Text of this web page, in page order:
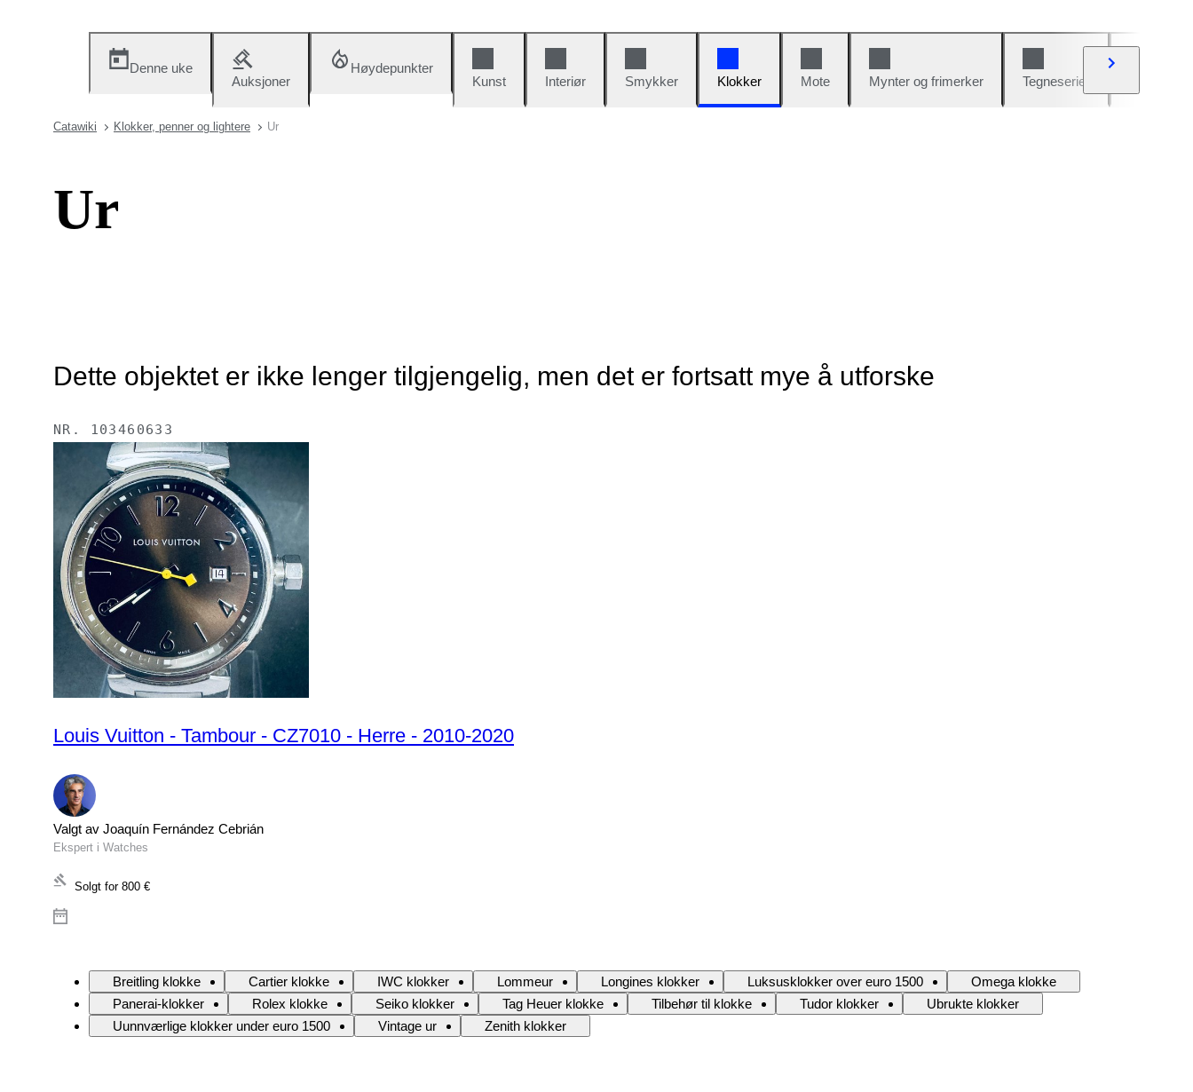
Denne uke
Auksjoner
Høydepunkter
Kunst
Interiør Smykker Klokker Mote Mynter og frimerker Tegneserier
Catawiki Klokker, penner og lightere Ur
Ur
Dette objektet er ikke lenger tilgjengelig, men det er fortsatt mye å utforske
NR. 103460633
Louis Vuitton - Tambour - CZ7010 - Herre - 2010-2020
Valgt av Joaquín Fernández Cebrián
Ekspert i Watches
Solgt for 800 €
Breitling klokke Cartier klokke IWC klokker Lommeur Longines klokker Luksusklokker over euro 1500
Omega klokke
Panerai-klokker
Rolex klokke Seiko klokker Tag Heuer klokke Tilbehør til klokke Tudor klokker
Ubrukte klokker
Uunnværlige klokker under euro 1500
Vintage ur Zenith klokker